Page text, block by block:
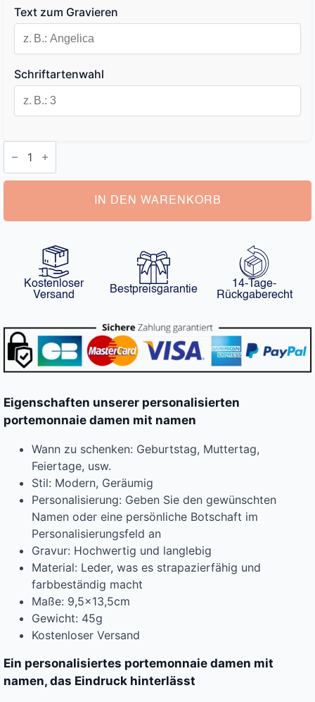
Text zum Gravieren
Schriftartenwahl
Portemonnaie
Damen
Namen
IN DEN WARENKORB
Kostenloser
Versand
Bestpreisgarantie
14-Tage-
Rückgaberecht
Eigenschaften unserer personalisierten
portemonnaie damen mit namen
Wann zu schenken: Geburtstag, Muttertag,
Feiertage, usw.
Stil: Modern, Geräumig
Personalisierung: Geben Sie den gewünschten
Namen oder eine persönliche Botschaft im
Personalisierungsfeld an
Gravur: Hochwertig und langlebig
Material: Leder, was es strapazierfähig und
farbbeständig macht
Maße: 9,5×13,5cm
Gewicht: 45g
Kostenloser Versand
Ein personalisiertes portemonnaie damen mit
namen, das Eindruck hinterlässt